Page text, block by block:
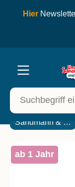
springen
Hier
Sandmann & Freunde
ab 1 Jahr